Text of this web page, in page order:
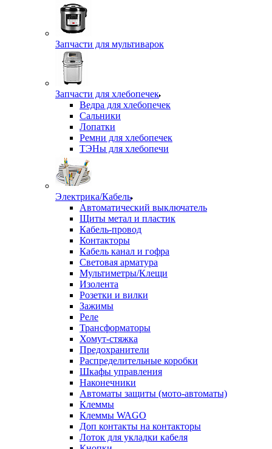
Запчасти для мультиварок
Запчасти для хлебопечек
Ведра для хлебопечек
Сальники
Лопатки
Ремни для хлебопечек
ТЭНы для хлебопечи
Электрика/Кабель
Автоматический выключатель
Щиты метал и пластик
Кабель-провод
Контакторы
Кабель канал и гофра
Световая арматура
Мультиметры/Клещи
Изолента
Розетки и вилки
Зажимы
Реле
Трансформаторы
Хомут-стяжка
Предохранители
Распределительные коробки
Шкафы управления
Наконечники
Автоматы защиты (мото-автоматы)
Клеммы
Клеммы WAGO
Доп контакты на контакторы
Лоток для укладки кабеля